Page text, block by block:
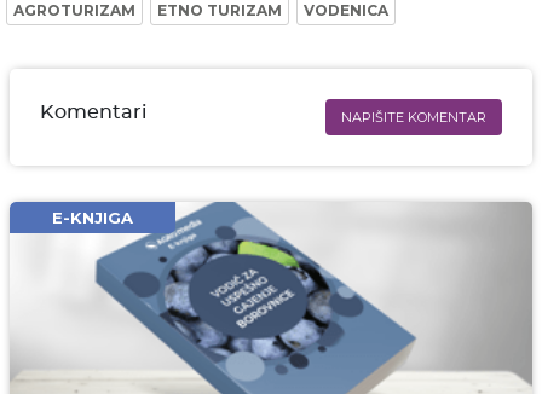
AGROTURIZAM ETNO TURIZAM VODENICA
Komentari NAPIŠITE KOMENTAR
Email* obavezno
Komentar* obavezno
E-KNJIGA